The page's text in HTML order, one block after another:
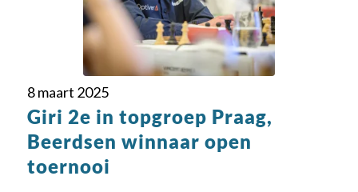
8 maart 2025
Giri 2e in topgroep Praag,
Beerdsen winnaar open
toernooi